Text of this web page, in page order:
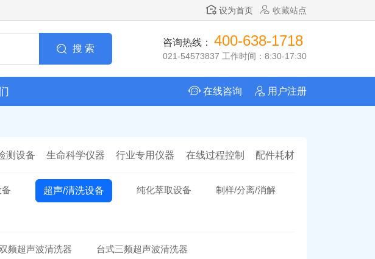
设为首页 收藏站点
搜 索
咨询热线： 400-638-1718
021-54573837 工作时间：8:30-17:30
在线咨询 用户注册
测设备 生命科学仪器 行业专用仪器 在线过程控制 配件耗材
超声/清洗设备 纯化萃取设备 制样/分离/消解
频超声波清洗器 台式三频超声波清洗器